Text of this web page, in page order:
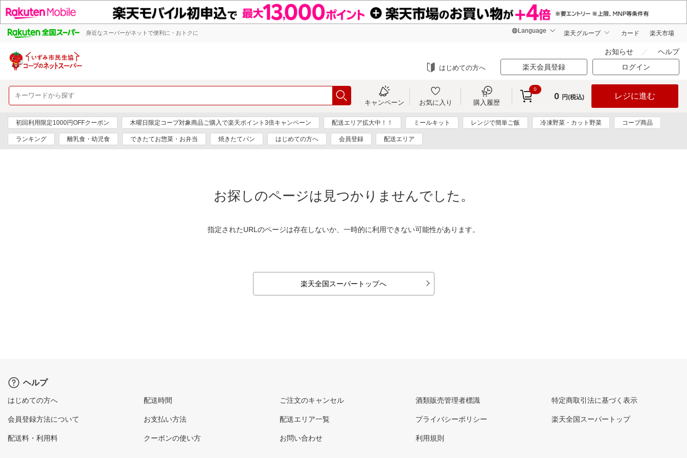
身近なスーパーがネットで便利に・おトクに 楽天グループ カード 楽天市場
お知らせ ヘルプ
はじめての方へ 楽天会員登録 ログイン
キャンペーン お気に入り 購入履歴
0
0 円(税込) レジに進む
初回利用限定1000円OFFクーポン 木曜日限定コープ対象商品ご購入で楽天ポイント3倍キャンペーン 配送エリア拡大中！！ ミールキット レンジで簡単ご飯 冷凍野菜・カット野菜 コープ商品
ランキング 離乳食・幼児食 できたてお惣菜・お弁当 焼きたてパン はじめての方へ 会員登録 配送エリア
お探しのページは見つかりませんでした。
指定されたURLのページは存在しないか、一時的に利用できない可能性があります。
楽天全国スーパートップへ
ヘルプ
はじめての方へ
会員登録方法について
配送料・利用料
配送時間
お支払い方法
クーポンの使い方
ご注文のキャンセル
配送エリア一覧
お問い合わせ
酒類販売管理者標識
プライバシーポリシー
利用規則
特定商取引法に基づく表示
楽天全国スーパートップ